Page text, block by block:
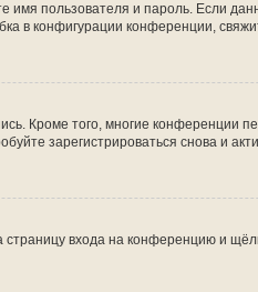
имя пользователя и пароль. Если
в конфигурации конференции,
Кроме того, многие конференции
зарегистрироваться снова и
страницу входа на конференцию и